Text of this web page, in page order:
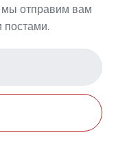
отправим вам